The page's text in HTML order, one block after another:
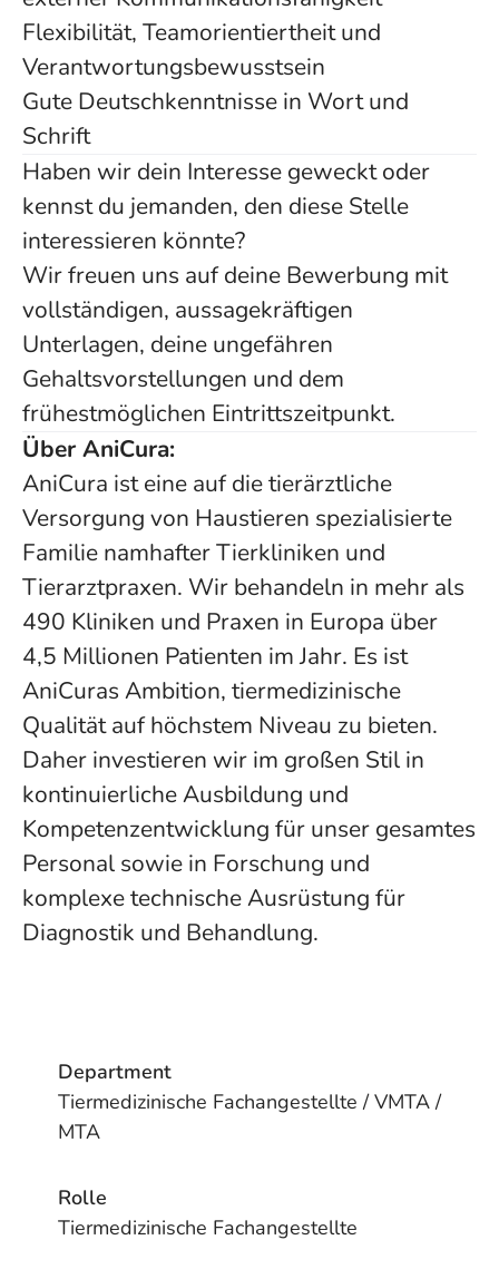
Flexibilität, Teamorientiertheit und
Verantwortungsbewusstsein
Gute Deutschkenntnisse in Wort und
Schrift
Haben wir dein Interesse geweckt oder
kennst du jemanden, den diese Stelle
interessieren könnte?
Wir freuen uns auf deine Bewerbung mit
vollständigen, aussagekräftigen
Unterlagen, deine ungefähren
Gehaltsvorstellungen und dem
frühestmöglichen Eintrittszeitpunkt.
Über AniCura:
AniCura ist eine auf die tierärztliche
Versorgung von Haustieren spezialisierte
Familie namhafter Tierkliniken und
Tierarztpraxen. Wir behandeln in mehr als
490 Kliniken und Praxen in Europa über
4,5 Millionen Patienten im Jahr. Es ist
AniCuras Ambition, tiermedizinische
Qualität auf höchstem Niveau zu bieten.
Daher investieren wir im großen Stil in
kontinuierliche Ausbildung und
Kompetenzentwicklung für unser gesamtes
Personal sowie in Forschung und
komplexe technische Ausrüstung für
Diagnostik und Behandlung.
Department
Tiermedizinische Fachangestellte / VMTA /
MTA
Rolle
Tiermedizinische Fachangestellte